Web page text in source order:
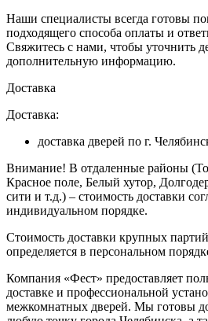
Наши специалисты всегда готовы
подходящего способа оплаты и
Свяжитесь с нами, чтобы уточнить
дополнительную информацию.
Доставка
Доставка:
доставка дверей по г.
Внимание! В отдаленные районы
Красное поле, Белый хутор,
сити и т.д.) – стоимость доставки
индивидуальном порядке.
Стоимость доставки крупных
определяется в персональном
Компания «Фест» предоставляет
доставке и профессиональной
межкомнатных дверей. Мы готовы